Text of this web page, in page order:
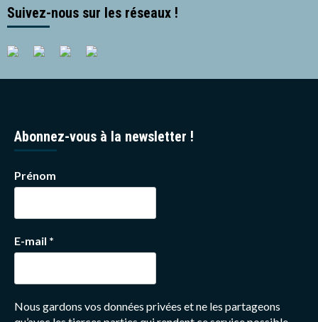
Suivez-nous sur les réseaux !
Abonnez-vous à la newsletter !
Prénom
E-mail *
Nous gardons vos données privées et ne les partageons